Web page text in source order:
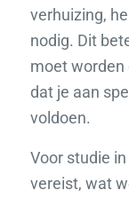
verhuizing,
nodig. Dit
moet worden
dat je aan
voldoen.
Voor studie
vereist, wat